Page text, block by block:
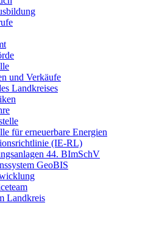
und Verkäufe
Landkreises
für erneuerbare Energien
(IE-RL)
44. BImSchV
GeoBIS
Landkreis